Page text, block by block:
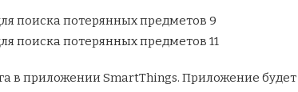
в приложении SmartThings. Приложение